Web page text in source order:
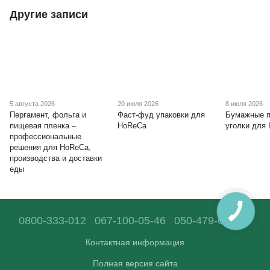
Другие записи
5 августа 2026
Пергамент, фольга и
пищевая пленка –
профессиональные
решения для HoReCa,
производства и доставки
еды
20 июля 2026
Фаст-фуд упаковки для
HoReCa
8 июля 2026
Бумажные
уголки для
0800-333-012 067-100-05-46 050-479-68-36
Контактная информация
Полная версия сайта